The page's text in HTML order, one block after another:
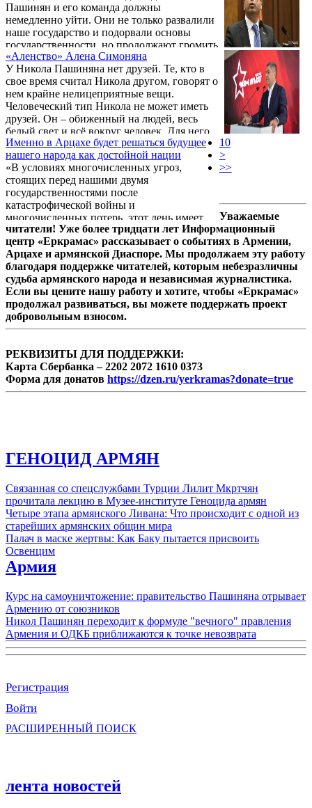
"Союз ветеранов Карабахской войны",
правозащитной организации "Верховенство
права и ценностей", фонда "Армянская
национальная гвардия" и фонда
"Возвращение".
Пашинян и его команда должны
немедленно уйти. Они не только развалили
наше государство и подорвали основы
государственности, но продолжают громить
наше будущее и будущее наших детей
каждый день и час. Сегодня из-за их
заявлений и действий под вопрос ставится
право Арцаха, а со временем, уверен, и
право Армении на существование. Об этом,
как сообщает Panorama.am, на своей
странице в Facebook заявил руководитель
фракции "Честь имею" Национального
Собрания Армении, бывший ...
«Аленство» Алена Симоняна
У Никола Пашиняна нет друзей. Те, кто в
свое время считал Никола другом, говорят о
нем крайне нелицеприятные вещи.
Человеческий тип Никола не может иметь
друзей. Он – обиженный на людей, весь
белый свет и всё вокруг человек. Для него
люди – расходный материал, мусор. По
своему типу он – человеконенавистник,
чуждое человечеству явление. Как только
подобные ему достигают власти, они
становятся напастью для государства и
людей, принося с собой трагедии,
разрушения, смерти.
Именно в Арцахе будет решаться будущее
нашего народа как достойной нации
«В условиях многочисленных угроз,
стоящих перед нашими двумя
государственностями после
катастрофической войны и
многочисленных потерь, этот день имеет
особый завет, и завет этот – наше единство
с Арцахом», – заявил 1-го сентября
руководитель фракции «Честь имею»
Национального Собрания Армении,
председатель партии «Родина» Артур
Ванецян на специальном заседании
парламента Арцаха, посвященном 30-
летнему юбилею Республики Арцах (НКР).
10
>
>>
Уважаемые
читатели! Уже более тридцати лет Информационный
центр «Еркрамас» рассказывает о событиях в Армении,
Арцахе и армянской Диаспоре. Мы продолжаем эту работу
благодаря поддержке читателей, которым небезразличны
судьба армянского народа и независимая журналистика.
Если вы цените нашу работу и хотите, чтобы «Еркрамас»
продолжал развиваться, вы можете поддержать проект
добровольным взносом.
РЕКВИЗИТЫ ДЛЯ ПОДДЕРЖКИ:
Карта Сбербанка – 2202 2072 1610 0373
Форма для донатов https://dzen.ru/yerkramas?donate=true
ГЕНОЦИД АРМЯН
Связанная со спецслужбами Турции Лилит Мкртчян
прочитала лекцию в Музее-институте Геноцида армян
Четыре этапа армянского Ливана: Что происходит с одной из
старейших армянских общин мира
Палач в маске жертвы: Как Баку пытается присвоить
Освенцим
Армия
Курс на самоуничтожение: правительство Пашиняна отрывает
Армению от союзников
Никол Пашинян переходит к формуле "вечного" правления
Армения и ОДКБ приближаются к точке невозврата
Регистрация
Войти
РАСШИРЕННЫЙ ПОИСК
лента новостей